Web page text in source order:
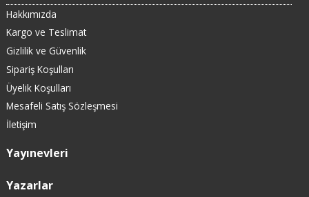
Hakkımızda
Kargo ve Teslimat
Gizlilik ve Güvenlik
Sipariş Koşulları
Üyelik Koşulları
Mesafeli Satış Sözleşmesi
İletişim
Yayınevleri
Yazarlar